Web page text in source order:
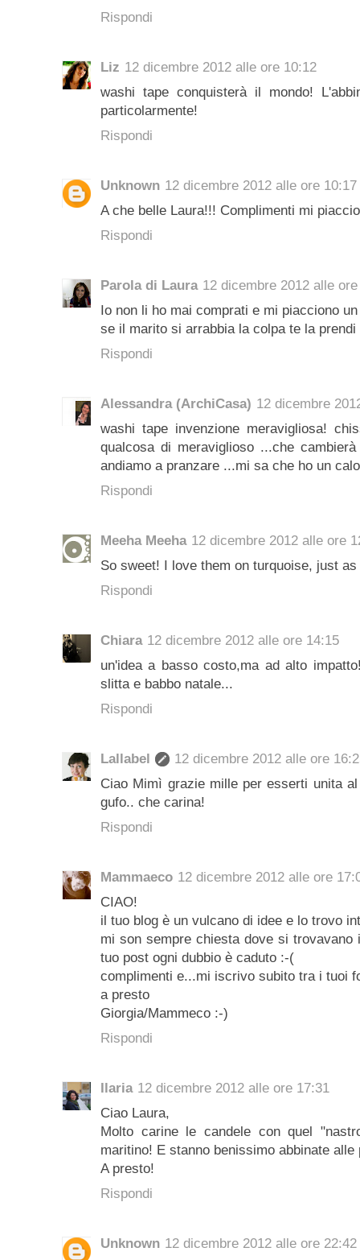
Rispondi
Liz 12 dicembre 2012 alle ore 10:12
washi tape conquisterà il mondo!
particolarmente!
Rispondi
Unknown 12 dicembre 2012 alle ore 10:17
A che belle Laura!!! Complimenti mi
Rispondi
Parola di Laura 12 dicembre 2012 alle
Io non li ho mai comprati e mi piacciono
se il marito si arrabbia la colpa te la prendi
Rispondi
Alessandra (ArchiCasa) 12 dicembre
washi tape invenzione meravigliosa!
qualcosa di meraviglioso ...che
andiamo a pranzare ...mi sa che ho un
Rispondi
Meeha Meeha 12 dicembre 2012 alle ore
So sweet! I love them on turquoise, just
Rispondi
Chiara 12 dicembre 2012 alle ore 14:15
un'idea a basso costo,ma ad alto
slitta e babbo natale...
Rispondi
Lallabel
12 dicembre 2012 alle ore
Ciao Mimì grazie mille per esserti unita
gufo.. che carina!
Rispondi
Mammaeco 12 dicembre 2012 alle ore
CIAO!
il tuo blog è un vulcano di idee e lo trovo
mi son sempre chiesta dove si
tuo post ogni dubbio è caduto :-(
complimenti e...mi iscrivo subito tra i tuoi
a presto
Giorgia/Mammeco :-)
Rispondi
Ilaria 12 dicembre 2012 alle ore 17:31
Ciao Laura,
Molto carine le candele con quel
maritino! E stanno benissimo abbinate alle
A presto!
Rispondi
Unknown 12 dicembre 2012 alle ore 22:42